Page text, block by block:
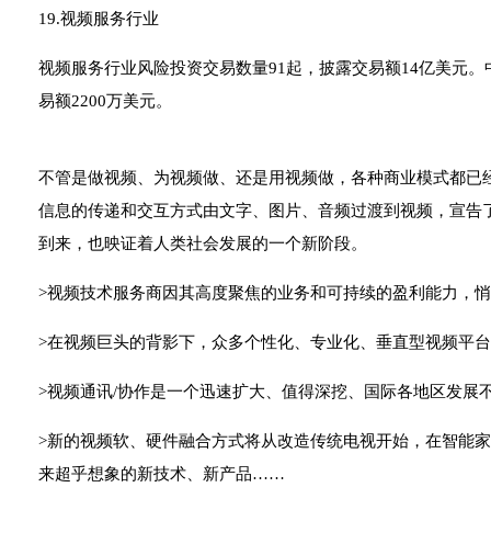
19.视频服务行业
视频服务行业风险投资交易数量91起，披露交易额14亿美元
易额2200万美元。
不管是做视频、为视频做、还是用视频做，各种商业模式都已
信息的传递和交互方式由文字、图片、音频过渡到视频，宣告
到来，也映证着人类社会发展的一个新阶段。
>视频技术服务商因其高度聚焦的业务和可持续的盈利能力，
>在视频巨头的背影下，众多个性化、专业化、垂直型视频平
>视频通讯/协作是一个迅速扩大、值得深挖、国际各地区发展
>新的视频软、硬件融合方式将从改造传统电视开始，在智能
来超乎想象的新技术、新产品……